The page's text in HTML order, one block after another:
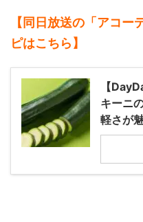
【同日放送の「アコ
ピはこちら】
【
キーニ
軽さが